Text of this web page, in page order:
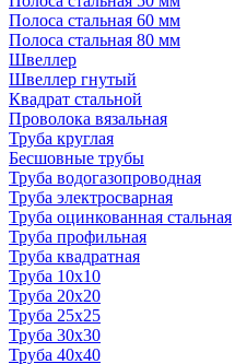
Полоса стальная 60 мм
Полоса стальная 80 мм
Швеллер
Швеллер гнутый
Квадрат стальной
Проволока вязальная
Труба круглая
Бесшовные трубы
Труба водогазопроводная
Труба электросварная
Труба оцинкованная стальная
Труба профильная
Труба квадратная
Труба 10x10
Труба 20x20
Труба 25x25
Труба 30x30
Труба 40x40